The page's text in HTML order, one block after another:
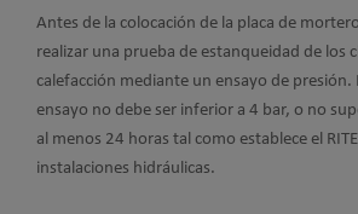
Antes de la colocación de la placa de
realizar una prueba de estanqueidad de los
calefacción mediante un ensayo de presión.
ensayo no debe ser inferior a 4 bar, o no
al menos 24 horas tal como establece el
instalaciones hidráulicas.